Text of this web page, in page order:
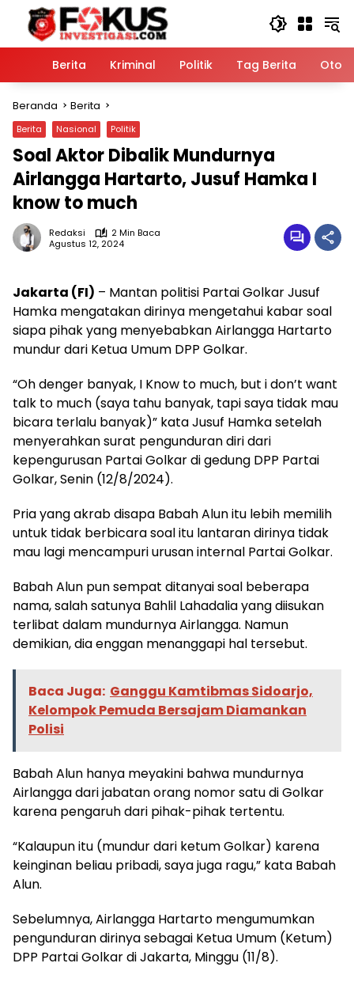
Langsung
konten
HomeBerita Kriminal Politik Tag Berita
Beranda Berita
Berita Nasional Politik
Soal Aktor Dibalik Mundurnya
Airlangga Hartarto, Jusuf Hamka I
know to much
Redaksi
2 Min Baca
Agustus 12, 2024
Jakarta (FI) – Mantan politisi Partai Golkar Jusuf
Hamka mengatakan dirinya mengetahui kabar soal
siapa pihak yang menyebabkan Airlangga Hartarto
mundur dari Ketua Umum DPP Golkar.
“Oh denger banyak, I Know to much, but i don’t want
talk to much (saya tahu banyak, tapi saya tidak mau
bicara terlalu banyak)” kata Jusuf Hamka setelah
menyerahkan surat pengunduran diri dari
kepengurusan Partai Golkar di gedung DPP Partai
Golkar, Senin (12/8/2024).
Pria yang akrab disapa Babah Alun itu lebih memilih
untuk tidak berbicara soal itu lantaran dirinya tidak
mau lagi mencampuri urusan internal Partai Golkar.
Babah Alun pun sempat ditanyai soal beberapa
nama, salah satunya Bahlil Lahadalia yang diisukan
terlibat dalam mundurnya Airlangga. Namun
demikian, dia enggan menanggapi hal tersebut.
Baca Juga: Ganggu Kamtibmas Sidoarjo,
Kelompok Pemuda Bersajam Diamankan
Polisi
Babah Alun hanya meyakini bahwa mundurnya
Airlangga dari jabatan orang nomor satu di Golkar
karena pengaruh dari pihak-pihak tertentu.
“Kalaupun itu (mundur dari ketum Golkar) karena
keinginan beliau pribadi, saya juga ragu,” kata Babah
Alun.
Sebelumnya, Airlangga Hartarto mengumumkan
pengunduran dirinya sebagai Ketua Umum (Ketum)
DPP Partai Golkar di Jakarta, Minggu (11/8).